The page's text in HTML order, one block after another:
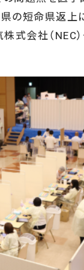
の短命県返上
式会社（NEC